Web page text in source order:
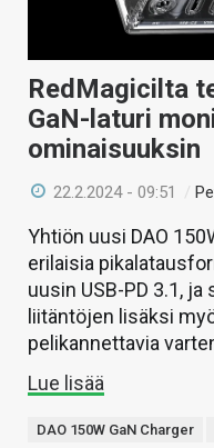
HAKU
RedMagicilta
GaN-laturi
ominaisuuksin
22.2.2024 - 09:51 /
Yhtiön uusi DAO
erilaisia
uusin USB-PD 3.1,
liitäntöjen lisäksi
pelikannettavia
Lue lisää
DAO 150W GaN Charger